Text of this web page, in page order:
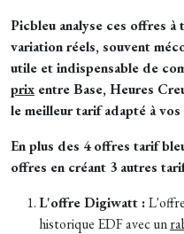
Picbleu analyse ces offres
variation réels, souvent
utile et indispensable de
prix entre Base, Heures
le meilleur tarif adapté à vos
En plus des 4 offres tarif
offres en créant 3 autres
L'offre Digiwatt :
historique EDF avec un